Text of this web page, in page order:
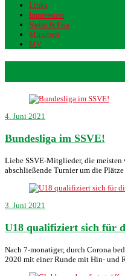
Links
Impressum
Swim & Fun
Mitarbeit
MV
4. Juni 2021
Bundesliga im SSVE!
Liebe SSVE-Mitglieder, die meisten
abschließende Turnier um die
3. Juni 2021
U18 qualifiziert sich für
Nach 7-monatiger, durch Corona
2020 mit einer Runde mit Hin- und